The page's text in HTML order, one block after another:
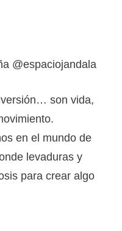
@espaciojandala
son vida,
en el mundo de
levaduras y
para crear algo